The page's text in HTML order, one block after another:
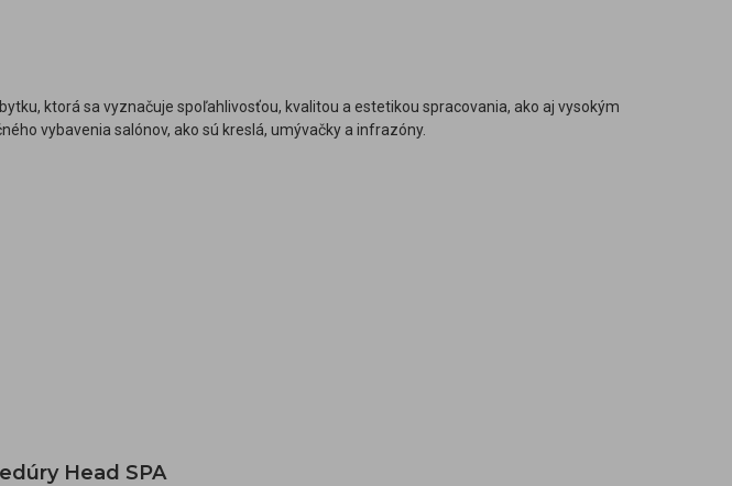
ktorá sa vyznačuje spoľahlivosťou, kvalitou a estetikou spracovania, ako aj vysokým
vybavenia salónov, ako sú kreslá, umývačky a infrazóny.
Head SPA